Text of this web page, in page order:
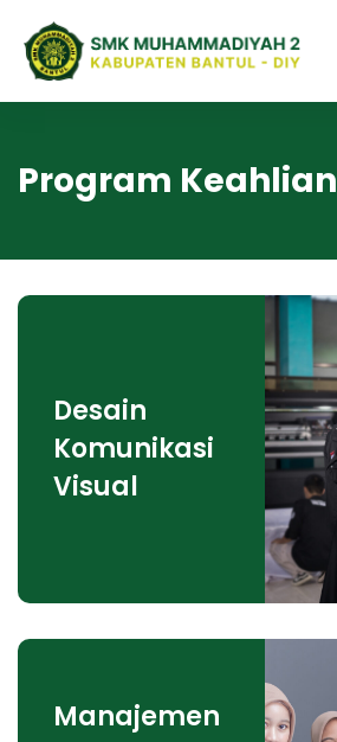
Program Keahlian
Desain
Komunikasi
Visual
Manajemen